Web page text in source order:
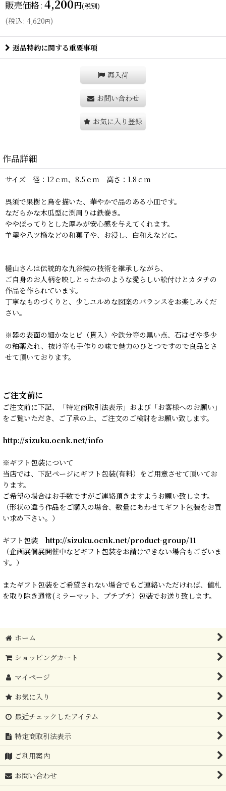
販売価格: 4,200円(税別)
(税込: 4,620円)
返品特約に関する重要事項
再入荷
お問い合わせ
お気に入り登録
作品詳細
サイズ 径：12ｃｍ、8.5ｃｍ 高さ：1.8ｃｍ
呉須で果樹と鳥を描いた、華やかで品のある小皿です。
なだらかな木瓜型に渕周りは鉄巻き。
ややぽってりとした厚みが安心感を与えてくれます。
羊羹や八ツ橋などの和菓子や、お浸し、白和えなどに。
樋山さんは伝統的な九谷焼の技術を継承しながら、
ご自身のお人柄を映しとったかのような愛らしい絵付けとカタチの
作品を作られています。
丁寧なものづくりと、少しユルめな図案のバランスをお楽しみくだ
さい。
※器の表面の細かなヒビ（貫入）や鉄分等の黒い点、石はぜや多少
の釉薬たれ、抜け等も手作りの味で魅力のひとつですので良品とさ
せて頂いております。
ご注文前に
ご注文前に下記、「特定商取引法表示」および「お客様へのお願い」
をご覧いただき、ご了承の上、ご注文のご検討をお願い致します。
http://sizuku.ocnk.net/info
※ギフト包装について
当店では、下記ページにギフト包装(有料）をご用意させて頂いてお
ります。
ご希望の場合はお手数ですがご連絡頂きますようお願い致します。
（形状の違う作品をご購入の場合、数量にあわせてギフト包装をお買
い求め下さい。）
ギフト包装 http://sizuku.ocnk.net/product-group/11
（企画展個展開催中などギフト包装をお請けできない場合もございま
す。）
またギフト包装をご希望されない場合でもご連絡いただければ、値札
を取り除き通常(ミラーマット、プチプチ）包装でお送り致します。
ホーム
ショッピングカート
マイページ
お気に入り
最近チェックしたアイテム
特定商取引法表示
ご利用案内
お問い合わせ